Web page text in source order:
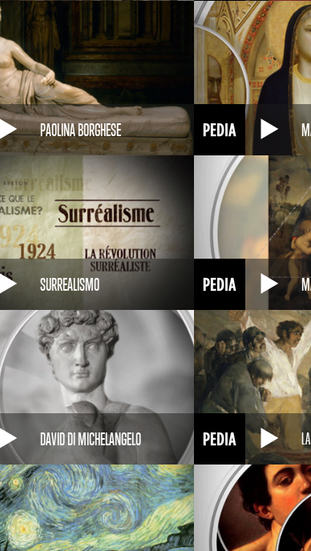
PAOLINA BORGHESE
SURREALISMO
DAVID DI MICHELANGELO